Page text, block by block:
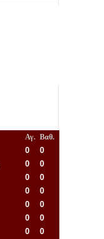
Αγ. Βαθ.
0
0
0
0
0
0
0
0
0
0
0
0
0
0